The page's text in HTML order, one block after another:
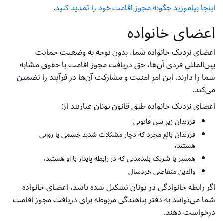
اینجا بیاموزید چگونه مجوز اقامت خود را تمدید کنید.
اعضای خانواده
اعضای نزدیک خانواده شما، بدون توجه به وضعیت حمایت
بین‌المللی فردی آن‌ها، حق دریافت مجوز اقامت با حقوق مشابه
شما را دارند. این امر امنیت و مشارکت آن‌ها در فرآیند را تضمین
می‌کند.
اعضای نزدیک خانواده طبق قانون یونان عبارتند از:
فرزندان زیر سن قانونی
فرزندان بالغ مجرد که دچار مشکلات شدید جسمی یا روانی
هستند،
همسر یا شریک بلندمدتی که در رابطه پایدار با او هستید،
والدین متقاضی خردسال
اگر رابطه خانوادگی در یونان تشکیل شده باشد، اعضای خانواده
شما می‌توانند به دفتر پناهندگی مربوطه برای دریافت مجوز اقامت
درخواست دهند.